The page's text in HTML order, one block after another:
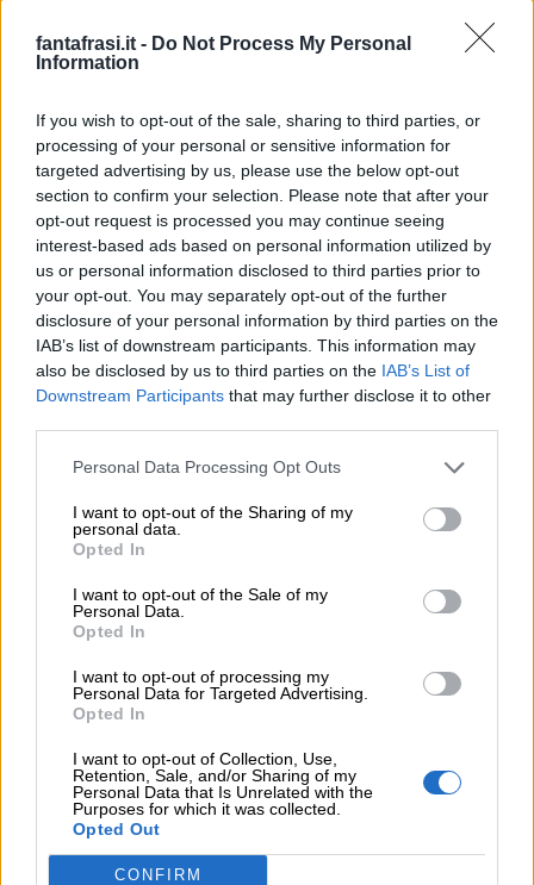
fantafrasi.it - Do Not Process My Personal
Information
If you wish to opt-out of the sale, sharing to third parties, or
processing of your personal or sensitive information for
targeted advertising by us, please use the below opt-out
section to confirm your selection. Please note that after your
opt-out request is processed you may continue seeing
interest-based ads based on personal information utilized by
us or personal information disclosed to third parties prior to
your opt-out. You may separately opt-out of the further
disclosure of your personal information by third parties on the
IAB’s list of downstream participants. This information may
also be disclosed by us to third parties on the IAB’s List of
Downstream Participants that may further disclose it to other
Personal Data Processing Opt Outs
I want to opt-out of the Sharing of my
personal data.
Opted In
I want to opt-out of the Sale of my
Personal Data.
Opted In
I want to opt-out of processing my
Personal Data for Targeted Advertising.
Opted In
I want to opt-out of Collection, Use,
Retention, Sale, and/or Sharing of my
Personal Data that Is Unrelated with the
Purposes for which it was collected.
Opted Out
CONFIRM
(Elliott Erwitt)
“Non esiste la fotografia artistica. Nella
fotografia esistono, come in tutte le cose, delle
persone che sanno vedere e altre che non sanno
nemmeno guardare.”
(Nadar)
“Ci sono due modi di comunicare: c’è un tipo di
fotografia che si rivela completamente, è
un’immagine che parla, dice cose forti e chiare, è
molto leggibile, ma è un’indagine finita, è la
versione dei fatti del fotografo. L’altra, quella che
mi interessa di più, è una fotografia non finita,
dove chi guarda ha la possibilità di cominciare un
direzione, ma il resto del viaggio lo fai tu.”
a fotografia è l’arte di catturare l’istante e
fermarlo nel tempo, come un mago della
memoria.
Ogni scatto fotografico è una finestra aperta su